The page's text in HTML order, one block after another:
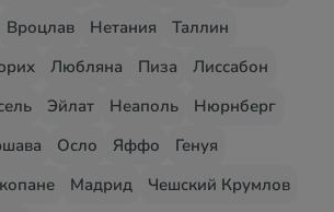
Вроцлав Нетания
Таллин
Любляна Пиза
Лиссабон
Эйлат Неаполь
Нюрнберг
Осло Яффо
Генуя
Мадрид
Чешский Крумлов